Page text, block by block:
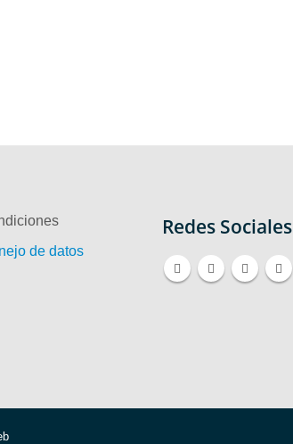
de datos
Redes Sociales